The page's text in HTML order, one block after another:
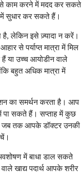
से काम करने में मदद कर सकते
सुधार कर सकते हैं।
है, लेकिन इसे ज़्यादा न करें।
से पर्याप्त मात्रा में मिल
या उच्च आयोडीन वाले
बहुत अधिक मात्रा में
का समर्थन करता है। आप
पा सकते हैं। सप्ताह में कुछ
जब तक आपके डॉक्टर उनकी
में बाधा डाल सकते
खाद्य पदार्थ आपके शरीर